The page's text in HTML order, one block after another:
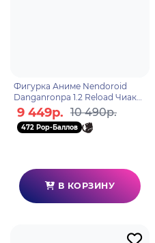
Фигурка Аниме Nendoroid
Danganronpa 1.2 Reload Чиаки
Нанами 10см 4580590208599
9 449р. 10 490р.
472 Pop-Баллов
В КОРЗИНУ